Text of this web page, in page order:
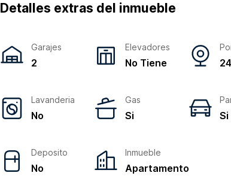
Detalles extras del inmueble
Garajes
2
Elevadores
No Tiene
Lavanderia
No
Gas
Si Si
Deposito
No
Inmueble
Apartamento